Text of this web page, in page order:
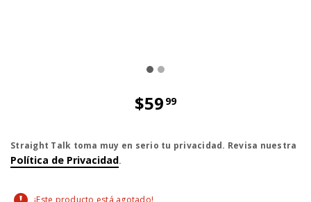
$59 99
Straight Talk toma muy en serio tu privacidad. Revisa nuestra
Política de Privacidad.